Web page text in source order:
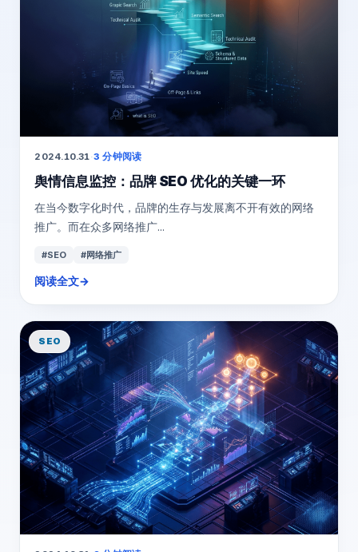
2024.10.31·3 分钟阅读
舆情信息监控：品牌 SEO 优化的关键一环
在当今数字化时代，品牌的生存与发展离不开有效的网络
推广。而在众多网络推广...
#SEO #网络推广
阅读全文→
SEO